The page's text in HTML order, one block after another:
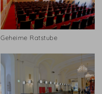
Geheime Ratstube